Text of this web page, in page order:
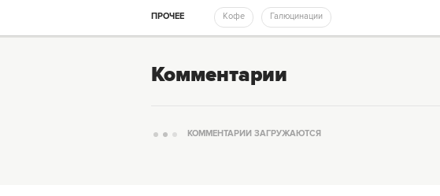
ПРОЧЕЕ Кофе Галюцинации
Комментарии
КОММЕНТАРИИ ЗАГРУЖАЮТСЯ